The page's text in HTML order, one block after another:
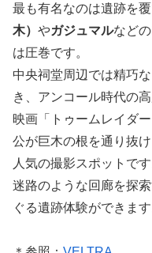
最も有名なのは遺跡を
木） やガジュマルなど
は圧巻です。
中央祠堂周辺では精巧
き、アンコール時代の
映画「トゥームレイダ
公が巨木の根を通り抜
人気の撮影スポットです
迷路のような回廊を探
ぐる遺跡体験ができます